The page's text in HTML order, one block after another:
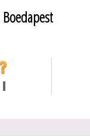
Boedapest